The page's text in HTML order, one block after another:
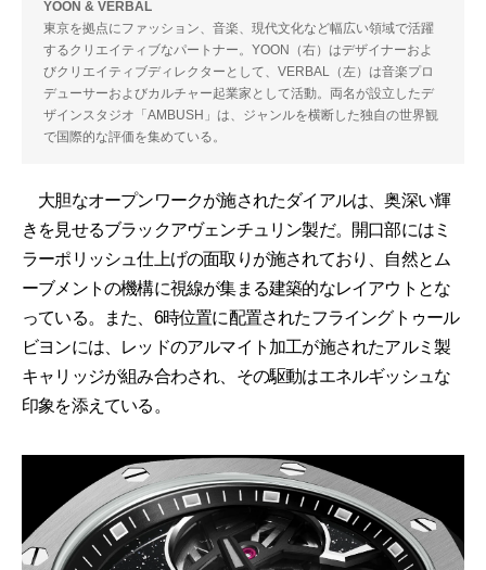
YOON & VERBAL
東京を拠点にファッション、音楽、現代文化など幅広い領域で活躍
するクリエイティブなパートナー。YOON（右）はデザイナーおよ
びクリエイティブディレクターとして、VERBAL（左）は音楽プロ
デューサーおよびカルチャー起業家として活動。両名が設立したデ
ザインスタジオ「AMBUSH」は、ジャンルを横断した独自の世界観
で国際的な評価を集めている。
大胆なオープンワークが施されたダイアルは、奥深い輝
きを見せるブラックアヴェンチュリン製だ。開口部にはミ
ラーポリッシュ仕上げの面取りが施されており、自然とム
ーブメントの機構に視線が集まる建築的なレイアウトとな
っている。また、6時位置に配置されたフライングトゥール
ビヨンには、レッドのアルマイト加工が施されたアルミ製
キャリッジが組み合わされ、その駆動はエネルギッシュな
印象を添えている。